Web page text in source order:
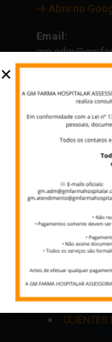
→ Abrir no
Email:
Telefone:
(62) 3228 –
MAPA DO SITE
PÁGINA
CLIENTES